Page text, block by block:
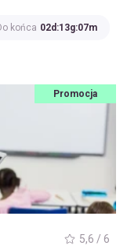
końca 02d:13g:07m
Promocja
5,6 / 6